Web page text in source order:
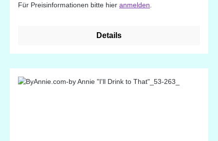
nach-Zahlen"-Methode kommen auch Quilt- und
Für Preisinformationen bitte hier anmelden
Details